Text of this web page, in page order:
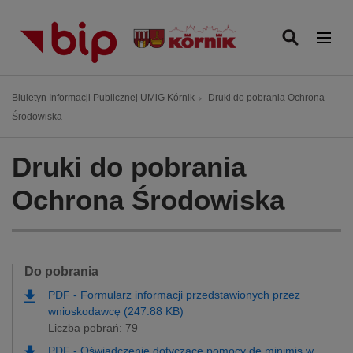
Ś
c
a
w
Biuletyn Informacji Publicznej UMiG Kórnik
Druki do pobrania Ochrona
Środowiska
Druki do pobrania
Ochrona Środowiska
Do pobrania
PDF - Formularz informacji przedstawionych przez
wnioskodawcę (247.88 KB)
Liczba pobrań: 79